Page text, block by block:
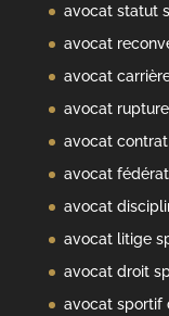
avocat statut
avocat
avocat
avocat
avocat
avocat
avocat
avocat litige
avocat droit
avocat sportif